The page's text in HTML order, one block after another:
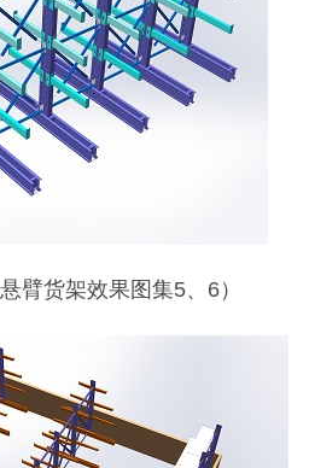
悬臂货架效果图集5、 6）